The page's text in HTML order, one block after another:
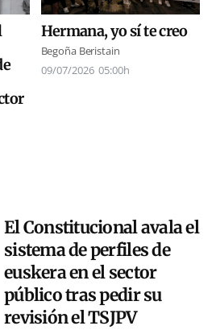
Hermana, yo sí te creo
Begoña Beristain
09/07/2026 05:00h
El Constitucional avala el
sistema de perfiles de
euskera en el sector
público tras pedir su
revisión el TSJPV